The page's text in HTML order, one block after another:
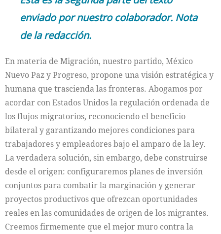
enviado por nuestro colaborador. Nota
de la redacción.
En materia de Migración, nuestro partido, México
Nuevo Paz y Progreso, propone una visión estratégica y
humana que trascienda las fronteras. Abogamos por
acordar con Estados Unidos la regulación ordenada de
los flujos migratorios, reconociendo el beneficio
bilateral y garantizando mejores condiciones para
trabajadores y empleadores bajo el amparo de la ley.
La verdadera solución, sin embargo, debe construirse
desde el origen: configuraremos planes de inversión
conjuntos para combatir la marginación y generar
proyectos productivos que ofrezcan oportunidades
reales en las comunidades de origen de los migrantes.
Creemos firmemente que el mejor muro contra la